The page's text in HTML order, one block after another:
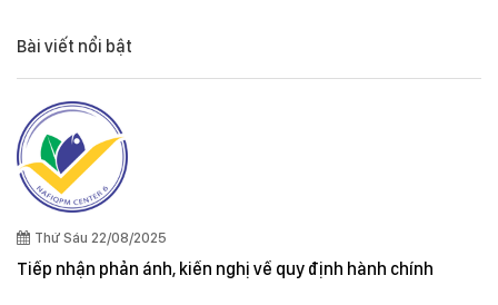
Bài viết nổi bật
Thứ Sáu 22/08/2025
Tiếp nhận phản ánh, kiến nghị về quy định hành chính